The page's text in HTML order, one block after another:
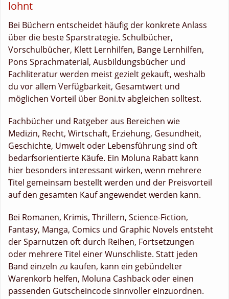
lohnt
Bei Büchern entscheidet häufig der konkrete Anlass
über die beste Sparstrategie. Schulbücher,
Vorschulbücher, Klett Lernhilfen, Bange Lernhilfen,
Pons Sprachmaterial, Ausbildungsbücher und
Fachliteratur werden meist gezielt gekauft, weshalb
du vor allem Verfügbarkeit, Gesamtwert und
möglichen Vorteil über Boni.tv abgleichen solltest.
Fachbücher und Ratgeber aus Bereichen wie
Medizin, Recht, Wirtschaft, Erziehung, Gesundheit,
Geschichte, Umwelt oder Lebensführung sind oft
bedarfsorientierte Käufe. Ein Moluna Rabatt kann
hier besonders interessant wirken, wenn mehrere
Titel gemeinsam bestellt werden und der Preisvorteil
auf den gesamten Kauf angewendet werden kann.
Bei Romanen, Krimis, Thrillern, Science-Fiction,
Fantasy, Manga, Comics und Graphic Novels entsteht
der Sparnutzen oft durch Reihen, Fortsetzungen
oder mehrere Titel einer Wunschliste. Statt jeden
Band einzeln zu kaufen, kann ein gebündelter
Warenkorb helfen, Moluna Cashback oder einen
passenden Gutscheincode sinnvoller einzuordnen.